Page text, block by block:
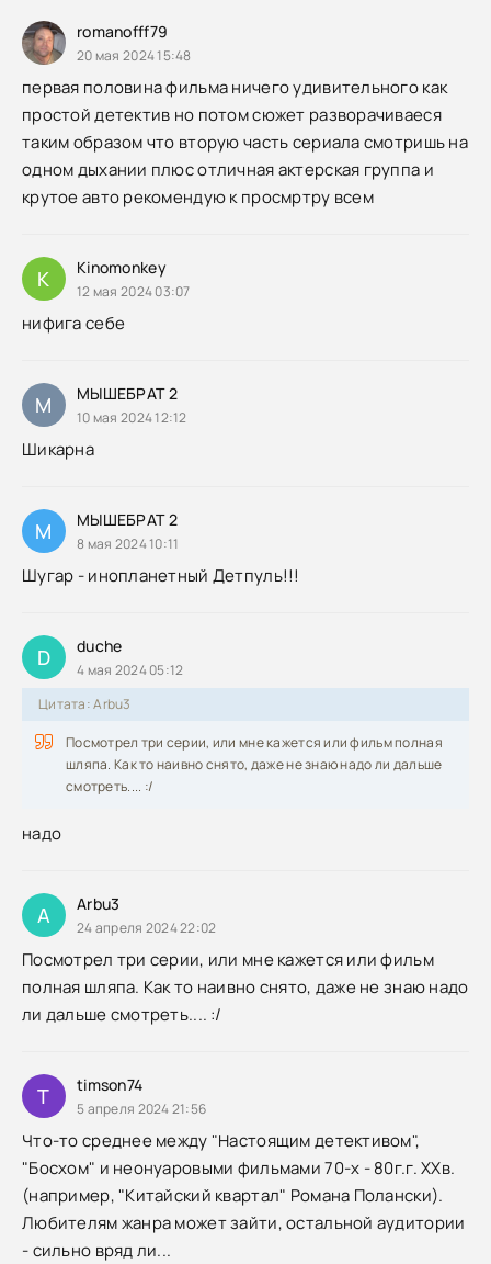
romanofff79
20 мая 2024 15:48
первая половина фильма ничего удивительного как
простой детектив но потом сюжет разворачиваеся
таким образом что вторую часть сериала смотришь на
одном дыхании плюс отличная актерская группа и
крутое авто рекомендую к просмртру всем
K Kinomonkey
12 мая 2024 03:07
нифига себе
М МЫШЕБРАТ 2
10 мая 2024 12:12
Шикарна
М МЫШЕБРАТ 2
8 мая 2024 10:11
Шугар - инопланетный Детпуль!!!
D duche
4 мая 2024 05:12
Цитата: Arbu3
Посмотрел три серии, или мне кажется или фильм полная
шляпа. Как то наивно снято, даже не знаю надо ли дальше
смотреть.... :/
надо
A Arbu3
24 апреля 2024 22:02
Посмотрел три серии, или мне кажется или фильм
полная шляпа. Как то наивно снято, даже не знаю надо
ли дальше смотреть.... :/
T timson74
5 апреля 2024 21:56
Что-то среднее между "Настоящим детективом",
"Босхом" и неонуаровыми фильмами 70-х - 80г.г. XXв.
(например, "Китайский квартал" Романа Полански).
Любителям жанра может зайти, остальной аудитории
- сильно вряд ли...